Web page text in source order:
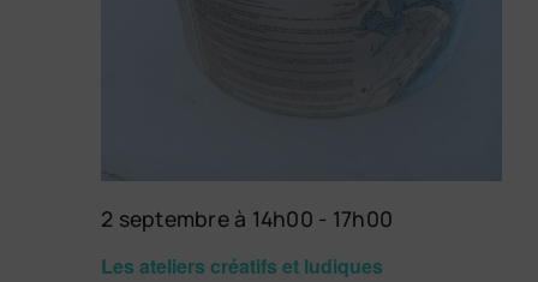
Les ateliers créatifs et ludiques
2 septembre à 14h00 - 17h00